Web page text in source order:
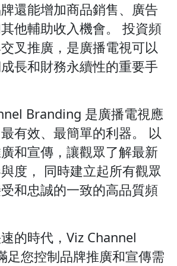
還能增加商品銷售、廣告
他輔助收入機會。 投資頻
叉推廣，是廣播電視可以
長和財務永續性的重要手
Branding 是廣播電視應
有效、最簡單的利器。 以
和宣傳，讓觀眾了解最新
度， 同時建立起所有觀眾
和忠誠的一致的高品質頻
的時代，Viz Channel
足您控制品牌推廣和宣傳需